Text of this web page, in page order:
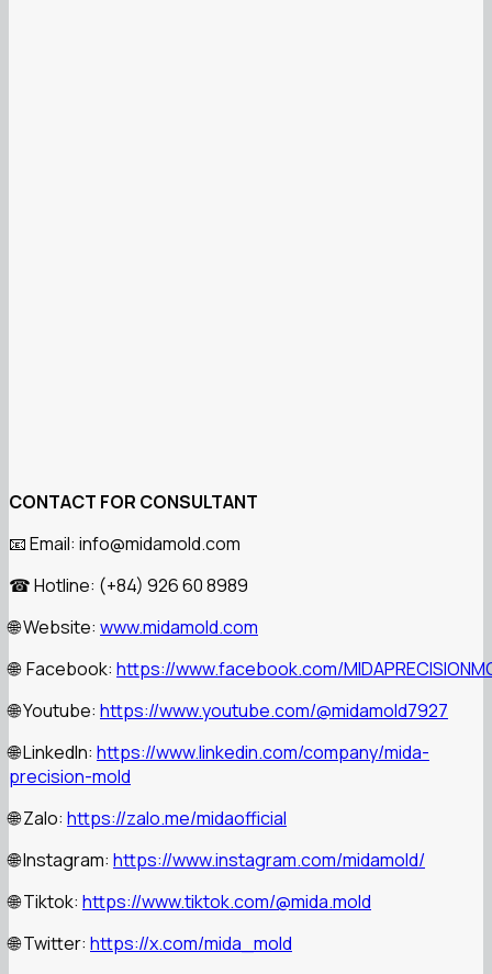
CONTACT FOR CONSULTANT
📧 Email: info@midamold.com
☎ Hotline: (+84) 926 60 8989
🌐 Website: www.midamold.com
🌐 Facebook: https://www.facebook.com/
🌐 Youtube: https://www.youtube.com/@midamold7927
🌐 LinkedIn: https://www.linkedin.com/company/mida-
precision-mold
🌐 Zalo: https://zalo.me/midaofficial
🌐 Instagram: https://www.instagram.com/midamold/
🌐 Tiktok: https://www.tiktok.com/@mida.mold
🌐 Twitter: https://x.com/mida_mold